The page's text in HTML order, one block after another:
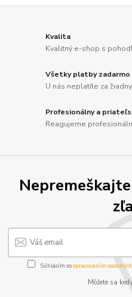
Kvalita
Kvalitný e-shop s
Všetky platby zadarmo
U nás neplatíte za
Profesionálny a
Reagujeme
Súhlasím sospracovaním
Môžete sa